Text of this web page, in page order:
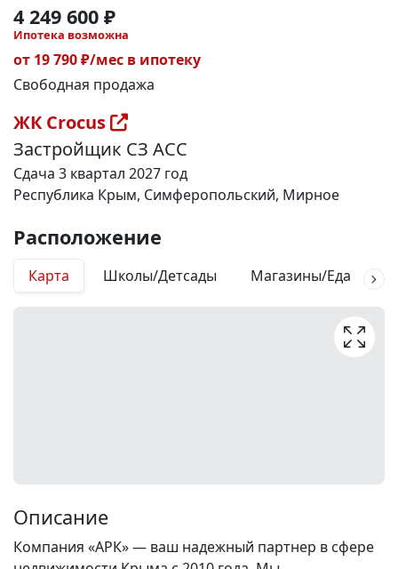
4 249 600 ₽
Ипотека возможна
от 19 790 ₽/мес в ипотеку
Свободная продажа
ЖК Crocus
Застройщик СЗ АСС
Сдача 3 квартал 2027 год
Республика Крым, Симферопольский, Мирное
Расположение
Карта Школы/Детсады Магазины/Еда
Описание
Компания «АРК» — ваш надежный партнер в сфере